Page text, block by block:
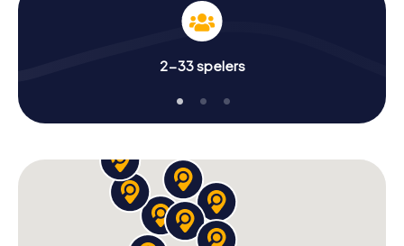
2-33 spelers